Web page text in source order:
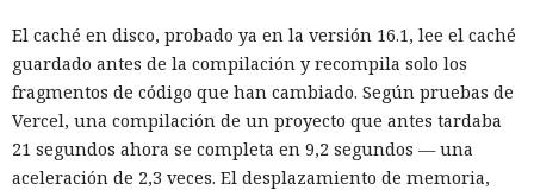
El caché en disco, probado ya en la versión 16.1, lee el caché
guardado antes de la compilación y recompila solo los
fragmentos de código que han cambiado. Según pruebas de
Vercel, una compilación de un proyecto que antes tardaba
21 segundos ahora se completa en 9,2 segundos — una
aceleración de 2,3 veces. El desplazamiento de memoria,